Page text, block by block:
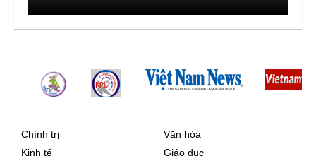
Chính trị
Kinh tế
Văn hóa
Giáo dục